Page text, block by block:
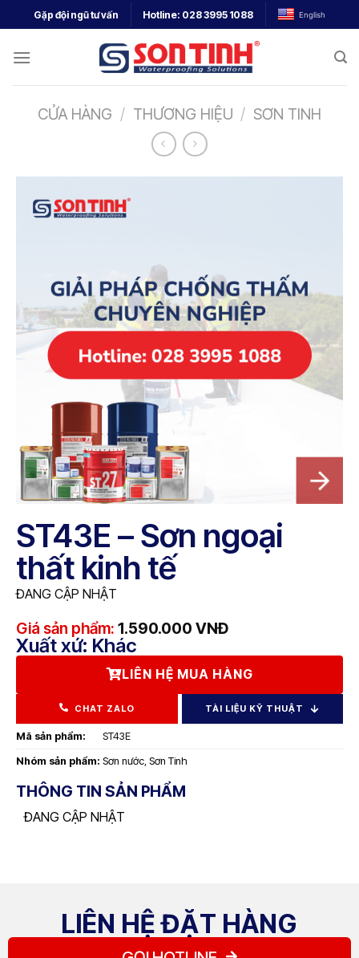
Gặp đội ngũ tư vấn Hotline: 028 3995 1088 English
CỬA HÀNG / THƯƠNG HIỆU / SƠN TINH
ST43E – Sơn ngoại
thất kinh tế
ĐANG CẬP NHẬT
Giá sản phẩm: 1.590.000 VNĐ
Xuất xứ: Khác
LIÊN HỆ MUA HÀNG
CHAT ZALO TÀI LIỆU KỸ THUẬT
Mã sản phẩm: ST43E
Nhóm sản phẩm: Sơn nước Sơn Tinh
THÔNG TIN SẢN PHẨM
ĐANG CẬP NHẬT
LIÊN HỆ ĐẶT HÀNG